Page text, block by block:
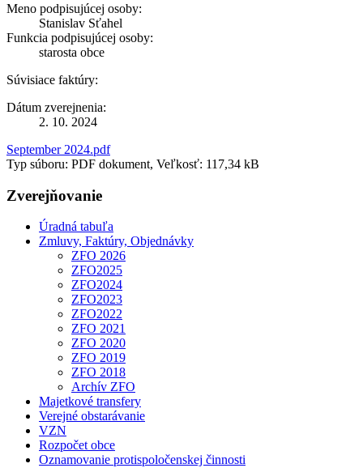
Meno podpisujúcej osoby:
Stanislav Sťahel
Funkcia podpisujúcej osoby:
starosta obce
Súvisiace faktúry:
Dátum zverejnenia:
2. 10. 2024
September 2024.pdf
Typ súboru: PDF dokument, Veľkosť: 117,34 kB
Zverejňovanie
Úradná tabuľa
Zmluvy, Faktúry, Objednávky
ZFO 2026
ZFO2025
ZFO2024
ZFO2023
ZFO2022
ZFO 2021
ZFO 2020
ZFO 2019
ZFO 2018
Archív ZFO
Majetkové transfery
Verejné obstarávanie
VZN
Rozpočet obce
Oznamovanie protispoločenskej činnosti